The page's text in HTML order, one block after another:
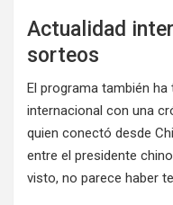
Actualidad
sorteos
El programa también
internacional con una
quien conectó desde
entre el presidente
visto, no parece haber